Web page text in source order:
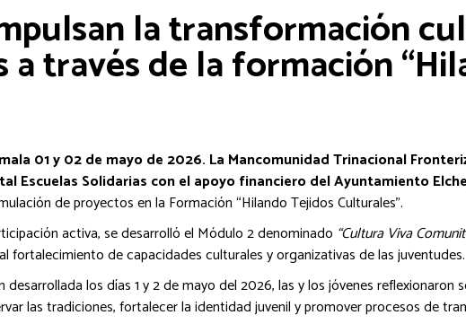
la transformación
a través de la formación
01 y 02 de mayo de 2026. La Mancomunidad Trinacional
Escuelas Solidarias con el apoyo financiero del Ayuntamiento Elche
de proyectos en la Formación “Hilando Tejidos Culturales”.
activa, se desarrolló el Módulo 2 denominado “Cultura Viva
fortalecimiento de capacidades culturales y organizativas de las juventudes.
los días 1 y 2 de mayo del 2026, las y los jóvenes reflexionaron
las tradiciones, fortalecer la identidad juvenil y promover procesos de